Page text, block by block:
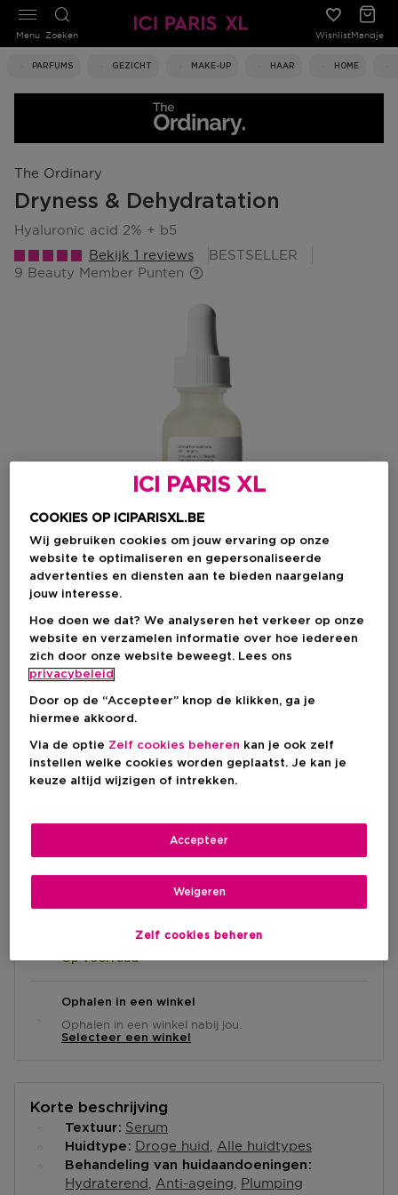
Zoeken WishlistMandje
PARFUMS GEZICHT MAKE-UP HAAR HOME
Menu
The Ordinary
Dryness & Dehydratation
hyaluronic acid 2% + b5
Bekijk 1 reviews
BESTSELLER
9 Beauty Member Punten
Kies je formaat
30 ML Op voorraad
30 ML
€ 9,90
60 ML
€ 17,40
Levering aan huis
Op voorraad-
Ophalen in een winkel
Ophalen in een winkel nabij jou.
Selecteer een winkel
Korte beschrijving
Textuur Serum
Huidtype Droge huid Alle huidtypes
Behandeling van huidaandoeningen
Hydraterend Anti-ageing Plumping
ICI PARIS XL
COOKIES OP ICIPARISXL.BE
Wij gebruiken cookies om jouw ervaring op onze
website te optimaliseren en gepersonaliseerde
advertenties en diensten aan te bieden naargelang
jouw interesse.
Hoe doen we dat? We analyseren het verkeer op onze
website en verzamelen informatie over hoe iedereen
zich door onze website beweegt. Lees ons
privacybeleid
Door op de “Accepteer” knop de klikken, ga je
hiermee akkoord.
Via de optie Zelf cookies beheren kan je ook zelf
instellen welke cookies worden geplaatst. Je kan je
keuze altijd wijzigen of intrekken.
Zelf cookies beheren
Weigeren
Accepteer